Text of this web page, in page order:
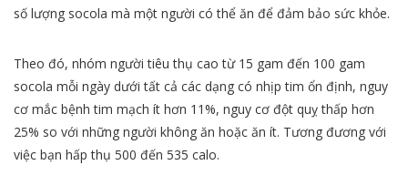
số lượng socola mà một người có thể ăn để đảm bảo sức khỏe.
Theo đó, nhóm người tiêu thụ cao từ 15 gam đến 100 gam
socola mỗi ngày dưới tất cả các dạng có nhịp tim ổn định, nguy
cơ mắc bệnh tim mạch ít hơn 11%, nguy cơ đột quỵ thấp hơn
25% so với những người không ăn hoặc ăn ít. Tương đương với
việc bạn hấp thụ 500 đến 535 calo.